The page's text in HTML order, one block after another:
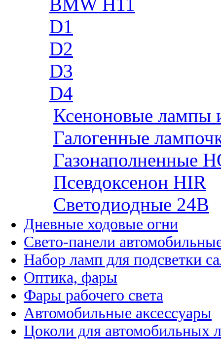
D1
D2
D3
D4
Ксеноновые лампы
Галогенные
Газонаполненные
Псевдоксенон HIR
Cветодиодные 24B
Дневные ходовые огни
Свето-панели
Набор ламп для подсветки
Оптика, фары
Фары рабочего света
Автомобильные аксессуары
Цоколи для автомобильных